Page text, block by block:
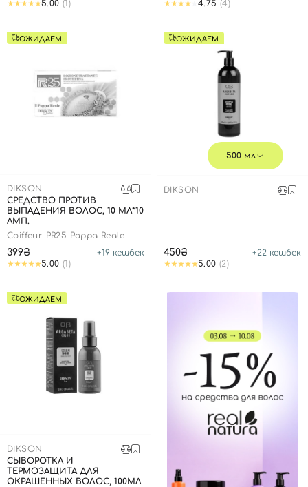
5.00 (1) 4.75 (4)
ОЖИДАЕМ
DIKSON
СРЕДСТВО ПРОТИВ
ВЫПАДЕНИЯ ВОЛОС, 10 МЛ*10
АМП.
Coiffeur PR25 Pappa Reale
399₴ +19 кешбек
5.00 (1)
ОЖИДАЕМ
500 мл
DIKSON
450₴ +22 кешбек
5.00 (2)
ОЖИДАЕМ
DIKSON
СЫВОРОТКА И
ТЕРМОЗАЩИТА ДЛЯ
ОКРАШЕННЫХ ВОЛОС, 100МЛ
Вход
Номер телефона
Отправляя форму для авторизации/регистрации, вы
принимаете условия
Пользовательские соглашения
Войти с помощью e-mail